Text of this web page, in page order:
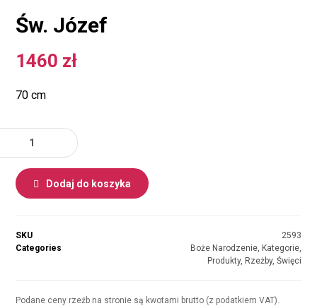
Św. Józef
1460 zł
70 cm
Dodaj do koszyka
SKU
2593
Categories
Boże Narodzenie, Kategorie,
Produkty, Rzeżby, Święci
Podane ceny rzeźb na stronie są kwotami brutto (z podatkiem VAT).